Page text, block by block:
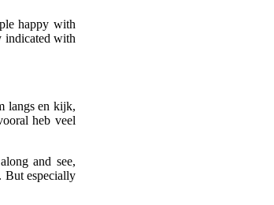
happy with
indicated with
langs en kijk,
heb veel
and see,
But especially